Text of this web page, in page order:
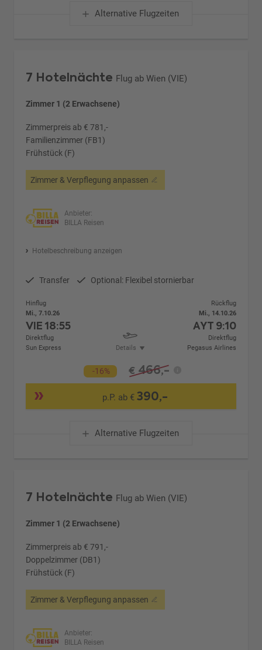
Alternative Flugzeiten
7 Hotelnächte Flug ab Wien (VIE)
Zimmer 1 (2 Erwachsene)
Zimmerpreis ab € 781,-
Familienzimmer (FB1)
Frühstück (F)
Zimmer & Verpflegung anpassen
Anbieter:
BILLA Reisen
Hotelbeschreibung anzeigen
Transfer Optional: Flexibel stornierbar
Hinflug
Mi., 7.10.26
VIE18:55
Direktflug
Sun Express
Details
Rückflug
Mi., 14.10.26
AYT 9:10
Direktflug
Pegasus Airlines
-16% € 466,-
p.P. ab €390,-
Alternative Flugzeiten
7 Hotelnächte Flug ab Wien (VIE)
Zimmer 1 (2 Erwachsene)
Zimmerpreis ab € 791,-
Doppelzimmer (DB1)
Frühstück (F)
Zimmer & Verpflegung anpassen
Anbieter:
BILLA Reisen